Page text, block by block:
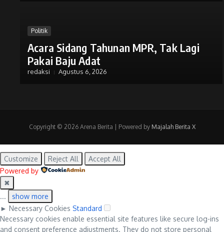
Politik
Acara Sidang Tahunan MPR, Tak Lagi
Pakai Baju Adat
redaksi Agustus 6, 2026
Copyright © 2026 Arena Berita | Powered by Majalah Berita X
Customize Reject All
Accept All
Powered by
✖
...
show more
► Necessary Cookies Standard
Necessary cookies enable essential site features like secure log-ins
and consent preference adjustments. They do not store personal